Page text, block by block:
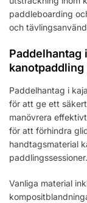
paddleboarding
och
Paddelhantag
kanotpaddling
Paddelhantag i
för att ge ett
manövrera
för att förhindra
handtagsmaterial
paddlingssessioner.
Vanliga material